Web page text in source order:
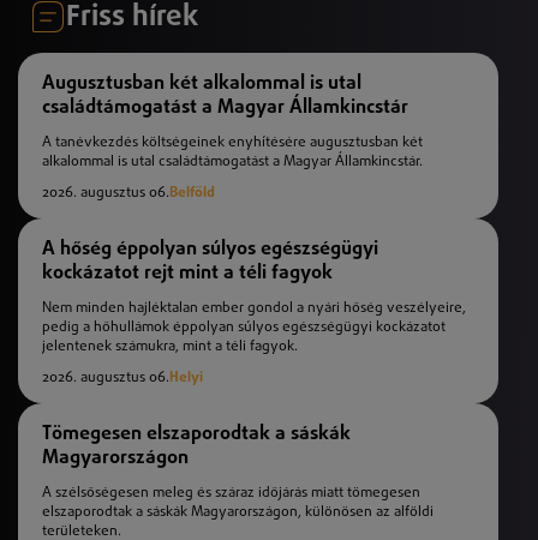
Friss hírek
Augusztusban két alkalommal is utal
családtámogatást a Magyar Államkincstár
A tanévkezdés költségeinek enyhítésére augusztusban két
alkalommal is utal családtámogatást a Magyar Államkincstár.
2026. augusztus 06.Belföld
A hőség éppolyan súlyos egészségügyi
kockázatot rejt mint a téli fagyok
Nem minden hajléktalan ember gondol a nyári hőség veszélyeire,
pedig a hőhullámok éppolyan súlyos egészségügyi kockázatot
jelentenek számukra, mint a téli fagyok.
2026. augusztus 06. Helyi
Tömegesen elszaporodtak a sáskák
Magyarországon
A szélsőségesen meleg és száraz időjárás miatt tömegesen
elszaporodtak a sáskák Magyarországon, különösen az alföldi
területeken.